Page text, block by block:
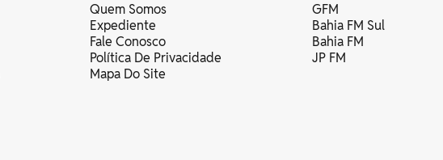
Quem Somos
Expediente
Fale Conosco
Política De Privacidade
Mapa Do Site
GFM
Bahia FM Sul
Bahia FM
JP FM